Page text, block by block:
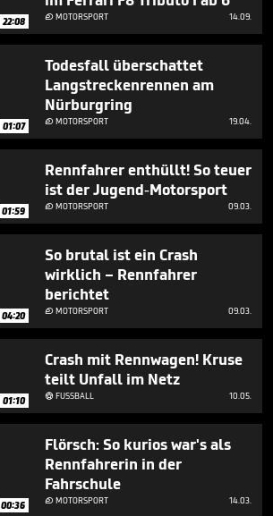
22:08 MOTORSPORT 14.09.
01:07
Todesfall überschattet
Langstreckenrennen am
Nürburgring
MOTORSPORT 19.04.
01:59
Rennfahrer enthüllt! So teuer
ist der Jugend-Motorsport
MOTORSPORT 09.03.
04:20
So brutal ist ein Crash
wirklich – Rennfahrer
berichtet
MOTORSPORT 09.03.
01:10
Crash mit Rennwagen! Kruse
teilt Unfall im Netz
FUSSBALL 10.05.
00:36
Flörsch: So kurios war's als
Rennfahrerin in der
Fahrschule
MOTORSPORT 14.03.